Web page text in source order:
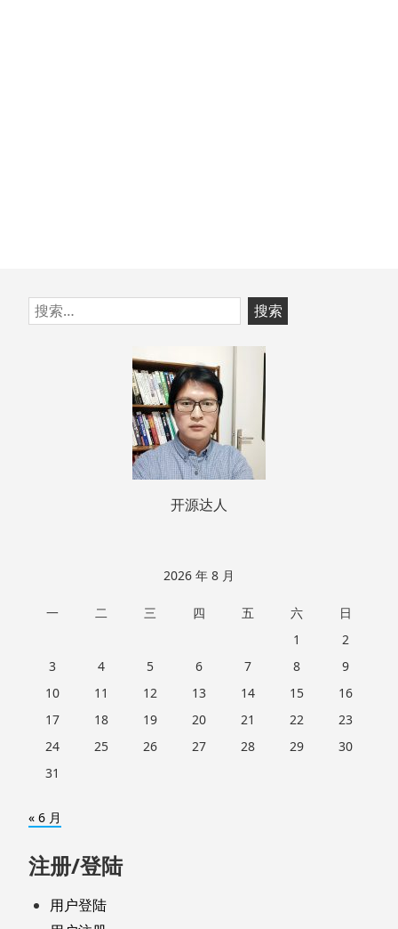
跳
至
搜
索：
开源达人
2026 年 8 月
一 二 三 四 五 六
日
1
2
3
4 5 6 7 8
9
10
11 12 13 14 15
16
17
18 19 20 21 22
23
24
25 26 27 28 29
30
31
« 6 月
注册/登陆
用户登陆